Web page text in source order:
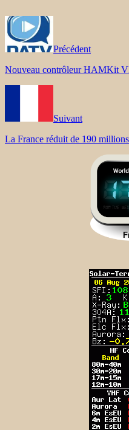
Précédent
Nouveau contrôleur HAMKit
Suivant
La France réduit de 190